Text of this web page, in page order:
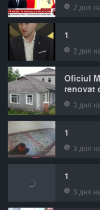
2 дня
1
2 дня
Oficiul
renovat
3 дня
1
3 дня
1
3 дня